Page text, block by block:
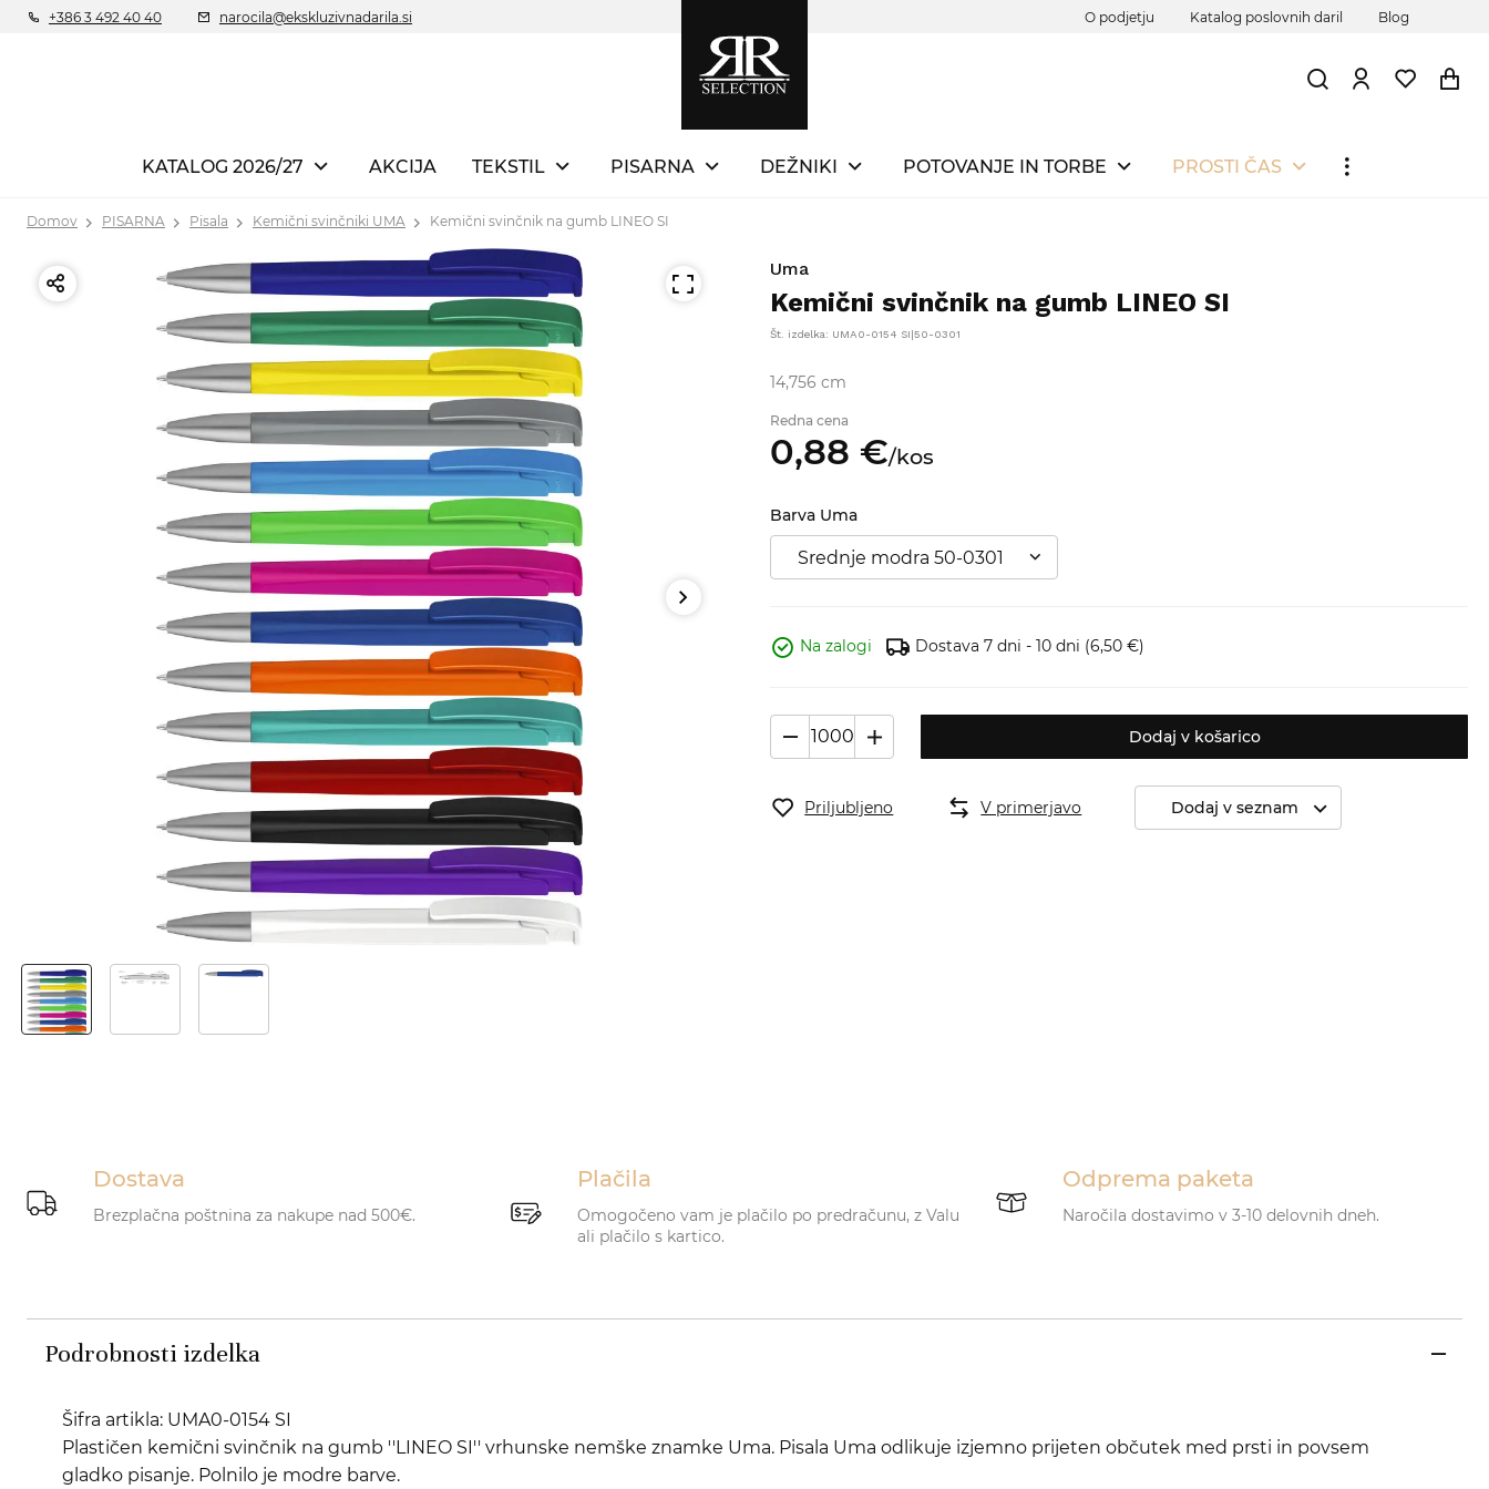
+386 3 492 40 40 narocila@ekskluzivnadarila.si O podjetju Katalog poslovnih daril Blog
KATALOG 2026/27 AKCIJA TEKSTIL PISARNA DEŽNIKI POTOVANJE IN TORBE PROSTI ČAS
Domov PISARNA Pisala Kemični svinčniki UMA Kemični svinčnik na gumb LINEO SI
Uma
Kemični svinčnik na gumb LINEO SI
Št. izdelka: UMA0-0154 SI|50-0301
14,756 cm
Redna cena
0,88 €/kos
Barva Uma
Srednje modra 50-0301
Na zalogi Dostava 7 dni - 10 dni (6,50 €)
Dodaj v košarico
Priljubljeno V primerjavo Dodaj v seznam
Dostava
Brezplačna poštnina za nakupe nad 500€.
Plačila
Omogočeno vam je plačilo po predračunu, z Valu
ali plačilo s kartico.
Odprema paketa
Naročila dostavimo v 3-10 delovnih dneh.
Podrobnosti izdelka
Šifra artikla: UMA0-0154 SI
Plastičen kemični svinčnik na gumb ''LINEO SI'' vrhunske nemške znamke Uma. Pisala Uma odlikuje izjemno prijeten občutek med prsti in povsem
gladko pisanje. Polnilo je modre barve.